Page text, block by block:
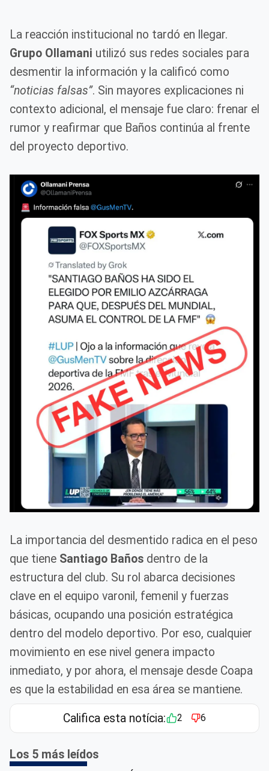
La reacción institucional no tardó en llegar.
Grupo Ollamani utilizó sus redes sociales para
desmentir la información y la calificó como
“noticias falsas”. Sin mayores explicaciones ni
contexto adicional, el mensaje fue claro: frenar el
rumor y reafirmar que Baños continúa al frente
del proyecto deportivo.
La importancia del desmentido radica en el peso
que tiene Santiago Baños dentro de la
estructura del club. Su rol abarca decisiones
clave en el equipo varonil, femenil y fuerzas
básicas, ocupando una posición estratégica
dentro del modelo deportivo. Por eso, cualquier
movimiento en ese nivel genera impacto
inmediato, y por ahora, el mensaje desde Coapa
es que la estabilidad en esa área se mantiene.
Califica esta notícia: 2 6
Los 5 más leídos